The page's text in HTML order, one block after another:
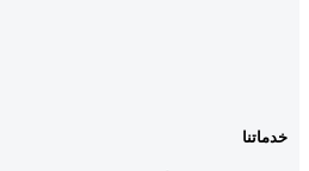
خدماتنا